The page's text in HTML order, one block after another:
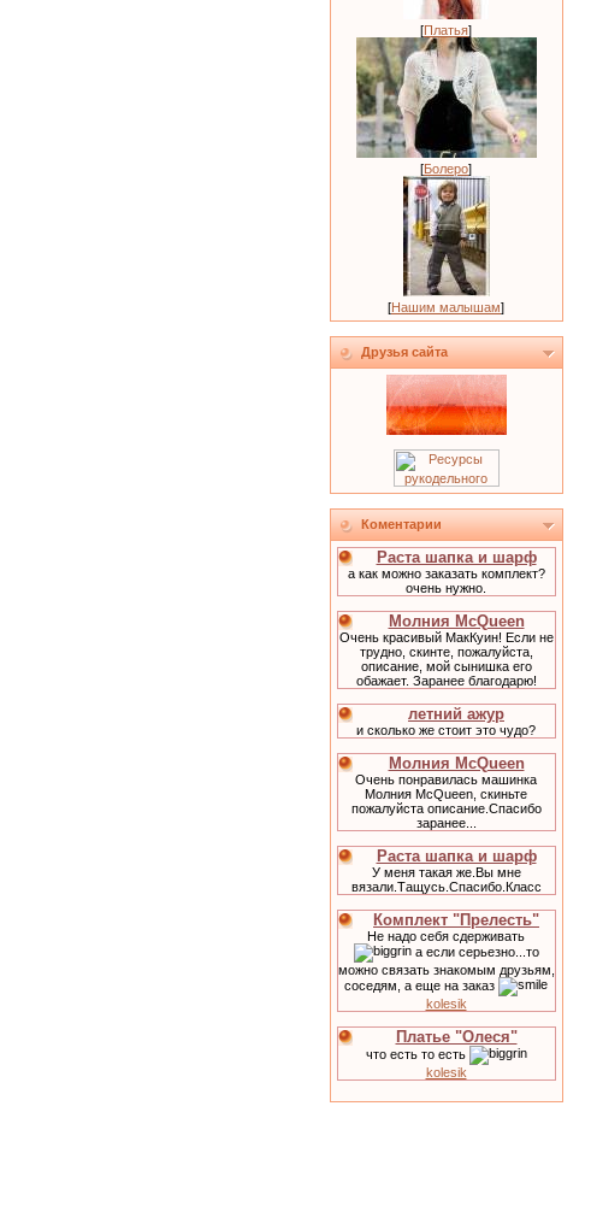
[Платья]
[Болеро]
[Нашим малышам]
Друзья сайта
Коментарии
Раста шапка и шарф
а как можно заказать комплект?
очень нужно.
Молния McQueen
Очень красивый МакКуин! Если не
трудно, скинте, пожалуйста,
описание, мой сынишка его
обажает. Заранее благодарю!
летний ажур
и сколько же стоит это чудо?
Молния McQueen
Очень понравилась машинка
Молния McQueen, скиньте
пожалуйста описание.Спасибо
заранее...
Раста шапка и шарф
У меня такая же.Вы мне
вязали.Тащусь.Спасибо.Класс
Комплект "Прелесть"
Не надо себя сдерживать
а если серьезно...то
можно связать знакомым друзьям,
соседям, а еще на заказ
kolesik
Платье "Олеся"
что есть то есть
kolesik